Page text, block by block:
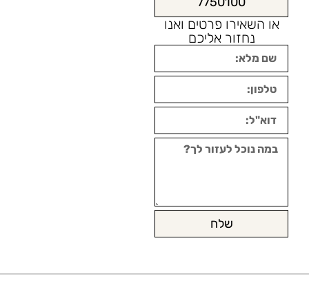
או השאירו פרטים ואנו
נחזור אליכם
שלח